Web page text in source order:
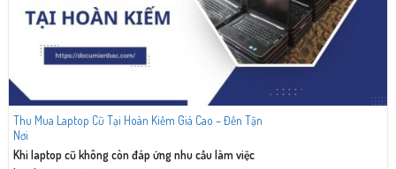
Thu Mua Laptop Cũ Tại Hoàn Kiếm Giá Cao – Đến Tận
Nơi
Khi laptop cũ không còn đáp ứng nhu cầu làm việc